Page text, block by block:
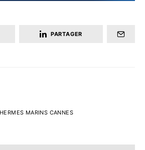
PARTAGER
MARINS CANNES